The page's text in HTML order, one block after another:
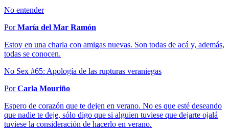
No entender
PorMaría del Mar Ramón
Estoy en una charla con amigas nuevas. Son todas de acá y, además,
todas se conocen.
No Sex #65: Apología de las rupturas veraniegas
PorCarla Mouriño
Espero de corazón que te dejen en verano. No es que esté deseando
que nadie te deje, sólo digo que si alguien tuviese que dejarte ojalá
tuviese la consideración de hacerlo en verano.